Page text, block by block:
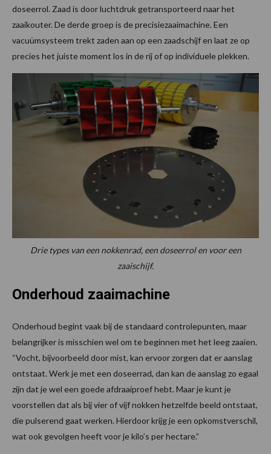
doseerrol. Zaad is door luchtdruk getransporteerd naar het
zaaikouter. De derde groep is de precisiezaaimachine. Een
vacuümsysteem trekt zaden aan op een zaadschijf en laat ze op
precies het juiste moment los in de rij of op individuele plekken.
Drie types van een nokkenrad, een doseerrol en voor een
zaaischijf.
Onderhoud zaaimachine
Onderhoud begint vaak bij de standaard controlepunten, maar
belangrijker is misschien wel om te beginnen met het leeg zaaien.
“Vocht, bijvoorbeeld door mist, kan ervoor zorgen dat er aanslag
ontstaat. Werk je met een doseerrad, dan kan de aanslag zo egaal
zijn dat je wel een goede afdraaiproef hebt. Maar je kunt je
voorstellen dat als bij vier of vijf nokken hetzelfde beeld ontstaat,
die pulserend gaat werken. Hierdoor krijg je een opkomstverschil,
wat ook gevolgen heeft voor je kilo’s per hectare.”